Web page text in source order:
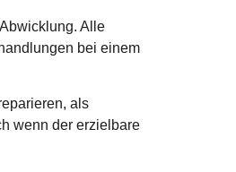
Alle
bei einem
als
wenn der erzielbare